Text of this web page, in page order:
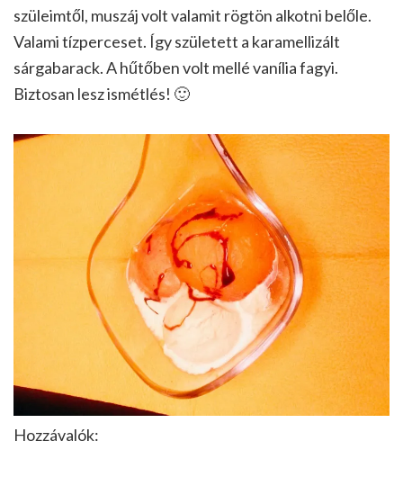
szüleimtől, muszáj volt valamit rögtön alkotni belőle.
Valami tízperceset. Így született a karamellizált
sárgabarack. A hűtőben volt mellé vanília fagyi.
Biztosan lesz ismétlés! 🙂
Hozzávalók: